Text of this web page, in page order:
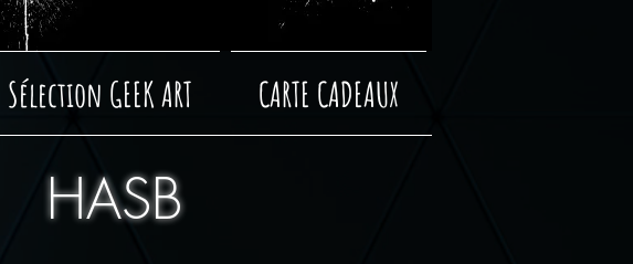
Sélection GEEK ART CARTE CADEAUX
HASB